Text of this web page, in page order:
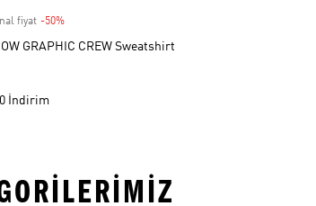
fiyat -50%Discount
GRAPHIC CREW Sweatshirt
İndirim